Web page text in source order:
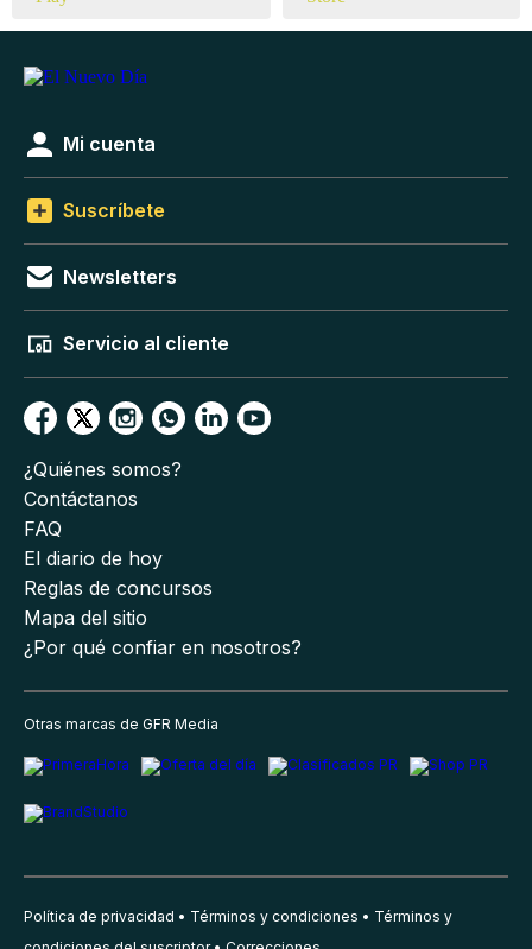
Mi cuenta
Suscríbete
Newsletters
Servicio al cliente
¿Quiénes somos?
Contáctanos
FAQ
El diario de hoy
Reglas de concursos
Mapa del sitio
¿Por qué confiar en nosotros?
Otras marcas de GFR Media
Política de privacidad Términos y condiciones
Términos y